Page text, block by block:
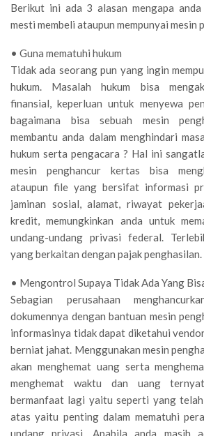
Berikut ini ada 3 alasan mengapa anda
mesti membeli ataupun mempunyai mesin
• Guna mematuhi hukum
Tidak ada seorang pun yang ingin
hukum. Masalah hukum bisa
finansial, keperluan untuk menyewa
bagaimana bisa sebuah mesin
membantu anda dalam menghindari
hukum serta pengacara ? Hal ini
mesin penghancur kertas bisa
ataupun file yang bersifat informasi
jaminan sosial, alamat, riwayat
kredit, memungkinkan anda untuk
undang-undang privasi federal.
yang berkaitan dengan pajak penghasilan.
• Mengontrol Supaya Tidak Ada Yang
Sebagian perusahaan
dokumennya dengan bantuan mesin
informasinya tidak dapat diketahui
berniat jahat. Menggunakan mesin
akan menghemat uang serta
menghemat waktu dan uang
bermanfaat lagi yaitu seperti yang
atas yaitu penting dalam mematuhi
undang privasi. Apabila anda masih